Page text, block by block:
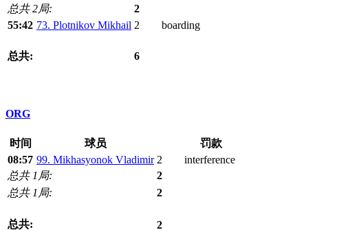
总共 2局:
2
55:42 73. Plotnikov Mikhail 2 boarding
总共: 6
ORG
时间 球员
罚款
08:57 99. Mikhasyonok Vladimir 2
interference
总共 1局:
2
总共 1局:
2
总共: 2